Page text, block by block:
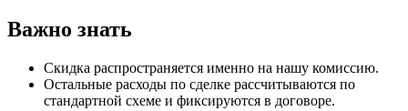
Важно знать
Скидка распространяется именно на нашу комиссию.
Остальные расходы по сделке рассчитываются по
стандартной схеме и фиксируются в договоре.